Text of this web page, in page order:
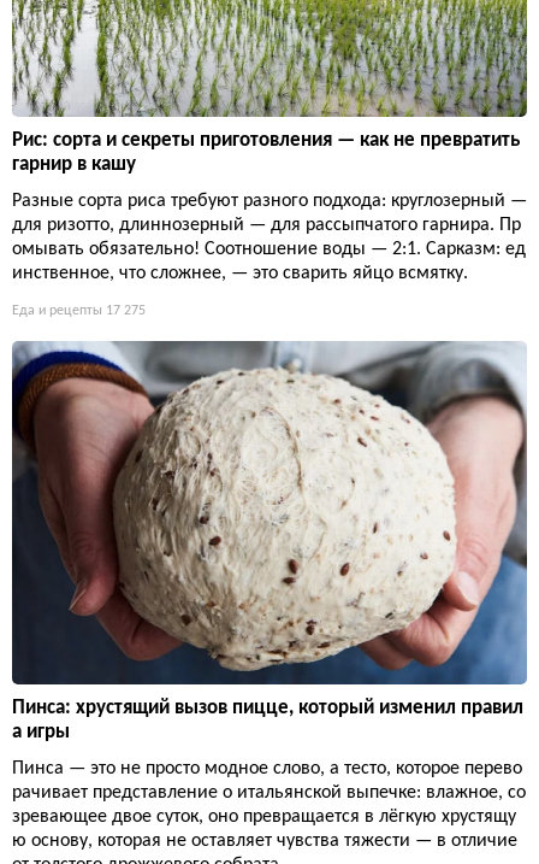
Рис: сорта и секреты приготовления — как не превратить
гарнир в кашу
Разные сорта риса требуют разного подхода: круглозерный —
для ризотто, длиннозерный — для рассыпчатого гарнира. Пр
омывать обязательно! Соотношение воды — 2:1. Сарказм: ед
инственное, что сложнее, — это сварить яйцо всмятку.
Еда и рецепты 17 275
Пинса: хрустящий вызов пицце, который изменил правил
а игры
Пинса — это не просто модное слово, а тесто, которое перево
рачивает представление о итальянской выпечке: влажное, со
зревающее двое суток, оно превращается в лёгкую хрустящу
ю основу, которая не оставляет чувства тяжести — в отличие